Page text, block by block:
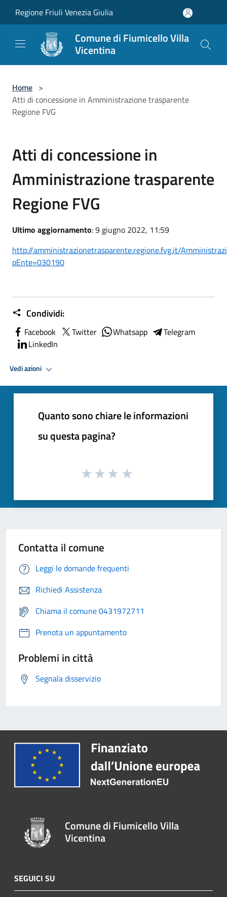
Regione Friuli Venezia Giulia
Comune di Fiumicello Villa
Vicentina
Home >
Atti di concessione in Amministrazione trasparente
Regione FVG
Atti di concessione in
Amministrazione trasparente
Regione FVG
Ultimo aggiornamento: 9 giugno 2022, 11:59
http://amministrazionetrasparente.regione.fvg.it/
pEnte=030190
Condividi:
Facebook Twitter Whatsapp
Telegram
LinkedIn
Vedi azioni
Quanto sono chiare le informazioni
su questa pagina?
Contatta il comune
Leggi le domande frequenti
Richiedi Assistenza
Chiama il comune 0431972711
Prenota un appuntamento
Problemi in città
Segnala disservizio
Comune di Fiumicello Villa
Vicentina
SEGUICI SU